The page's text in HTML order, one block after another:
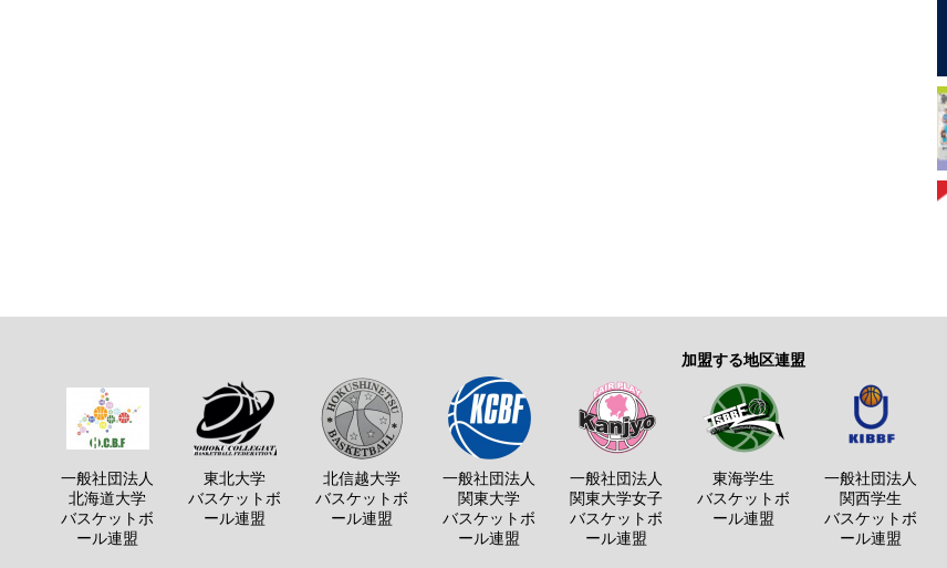
加盟する地区連盟
一般社団法人
北海道大学
バスケットボ
ール連盟
東北大学
バスケットボ
ール連盟
北信越大学
バスケットボ
ール連盟
一般社団法人
関東大学
バスケットボ
ール連盟
一般社団法人
関東大学女子
バスケットボ
ール連盟
東海学生
バスケットボ
ール連盟
一般社団法人
関西学生
バスケットボ
ール連盟